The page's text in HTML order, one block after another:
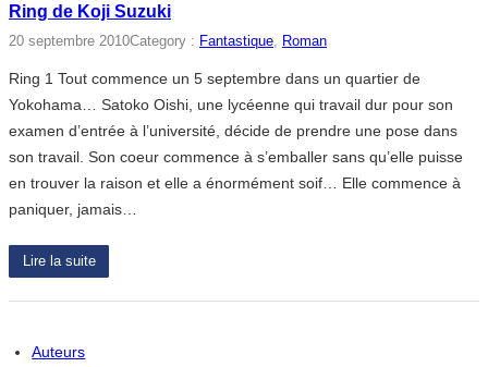
Ring de Koji Suzuki
20 septembre 2010Category : Fantastique, Roman
Ring 1 Tout commence un 5 septembre dans un quartier de
Yokohama… Satoko Oishi, une lycéenne qui travail dur pour son
examen d’entrée à l’université, décide de prendre une pose dans
son travail. Son coeur commence à s’emballer sans qu’elle puisse
en trouver la raison et elle a énormément soif… Elle commence à
paniquer, jamais…
Lire la suite
Auteurs